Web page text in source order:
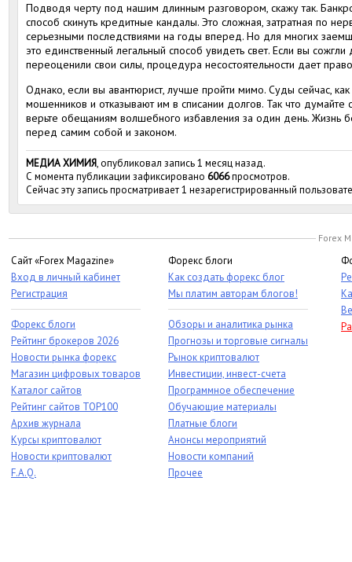
Подводя черту под нашим длинным разговором, скажу так.
способ скинуть кредитные кандалы. Это сложная, затратная по
серьезными последствиями на годы вперед. Но для многих
это единственный легальный способ увидеть свет. Если вы
переоценили свои силы, процедура несостоятельности дает
Однако, если вы авантюрист, лучше пройти мимо. Суды сейчас,
мошенников и отказывают им в списании долгов. Так что думайте
верьте обещаниям волшебного избавления за один день. Жизнь
перед самим собой и законом.
МЕДИА ХИМИЯ, опубликовал запись 1 месяц назад.
С момента публикации зафиксировано 6066просмотров.
Сейчас эту запись просматривает 1 незарегистрированный
Forex
Сайт «Forex Magazine»
Вход в личный кабинет
Регистрация
Форекс блоги
Рейтинг брокеров 2026
Новости рынка форекс
Магазин цифровых товаров
Каталог сайтов
Рейтинг сайтов TOP100
Архив журнала
Курсы криптовалют
Новости криптовалют
F.A.Q.
Форекс блоги
Как создать форекс блог
Мы платим авторам блогов!
Обзоры и аналитика рынка
Прогнозы и торговые сигналы
Рынок криптовалют
Инвестиции, инвест-счета
Программное обеспечение
Обучающие материалы
Платные блоги
Анонсы мероприятий
Новости компаний
Прочее